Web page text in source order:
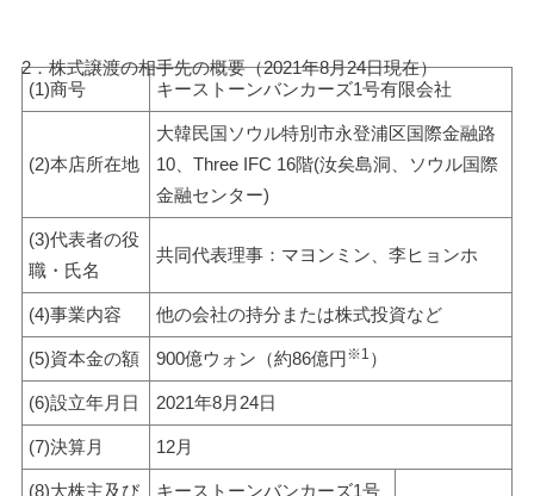
2．株式譲渡の相手先の概要（2021年8月24日現在）
(1)商号
キーストーンバンカーズ1号有限会社
(2)本店所在地
大韓民国ソウル特別市永登浦区国際金融路
10、Three IFC 16階(汝矣島洞、ソウル国際
金融センター)
(3)代表者の役
職・氏名
共同代表理事：マヨンミン、李ヒョンホ
(4)事業内容 他の会社の持分または株式投資など
(5)資本金の額 900億ウォン（約86億円 ※1 ）
(6)設立年月日 2021年8月24日
(7)決算月 12月
(8)大株主及び
キーストーンバンカーズ1号